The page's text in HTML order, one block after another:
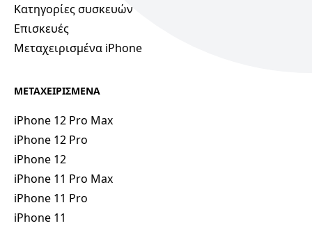
Κατηγορίες συσκευών
Επισκευές
Μεταχειρισμένα iPhone
ΜΕΤΑΧΕΙΡΙΣΜΕΝΑ
iPhone 12 Pro Max
iPhone 12 Pro
iPhone 12
iPhone 11 Pro Max
iPhone 11 Pro
iPhone 11